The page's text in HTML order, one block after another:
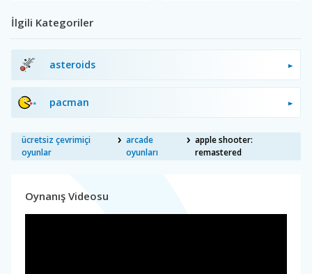
İlgili Kategoriler
asteroids
pacman
ücretsiz çevrimiçi
oyunlar
arcade
oyunları
apple shooter:
remastered
Oynanış Videosu